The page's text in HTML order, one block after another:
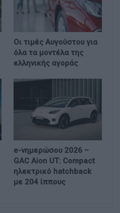
Οι τιμές Αυγούστου για
όλα τα μοντέλα της
ελληνικής αγοράς
e-νημερώσου 2026 –
GAC Aion UT: Compact
ηλεκτρικό hatchback
με 204 ίππους